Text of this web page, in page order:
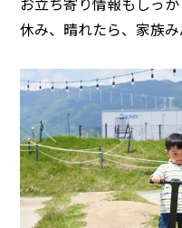
休み、晴れたら、家族